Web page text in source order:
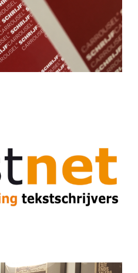
methode met een 8,1.
een masterclass
en schrijven en
over de
methode.